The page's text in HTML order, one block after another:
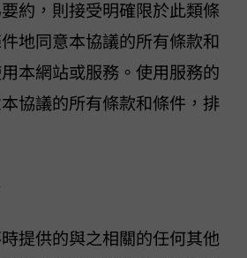
約，則接受明確限於此類條
地同意本協議的所有條款和
或服務。使用 VIDEOHUNTER 服務的
協議的所有條款和條件，排
不時提供的與之相關的任何其他